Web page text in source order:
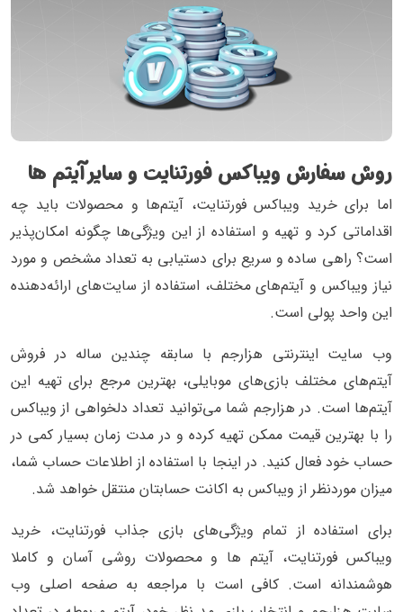
روش سفارش ویباکس فورتنایت و سایر آیتم ها
اما برای خرید ویباکس فورتنایت، آیتم‌ها و محصولات باید چه
اقداماتی کرد و تهیه و استفاده از این ویژگی‌ها چگونه امکان‌پذیر
است؟ راهی ساده و سریع برای دستیابی به تعداد مشخص و مورد
نیاز ویباکس و آیتم‌های مختلف، استفاده از سایت‌های ارائه‌دهنده
این واحد پولی است.
وب سایت اینترنتی هزارجم با سابقه چندین ساله در فروش
آیتم‌های مختلف بازی‌های موبایلی، بهترین مرجع برای تهیه این
آیتم‌ها است. در هزارجم شما می‌توانید تعداد دلخواهی از ویباکس
را با بهترین قیمت ممکن تهیه کرده و در مدت زمان بسیار کمی در
حساب خود فعال کنید. در اینجا با استفاده از اطلاعات حساب شما،
میزان موردنظر از ویباکس به اکانت حسابتان منتقل خواهد شد.
برای استفاده از تمام ویژگی‌های بازی جذاب فورتنایت، خرید
ویباکس فورتنایت، آیتم ها و محصولات روشی آسان و کاملا
هوشمندانه است. کافی است با مراجعه به صفحه اصلی وب